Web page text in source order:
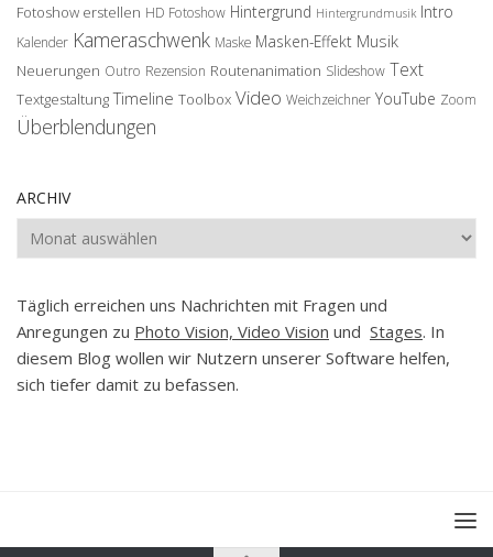
Fotoshow erstellen HD Fotoshow Hintergrund Hintergrundmusik Intro
Kalender Kameraschwenk Maske Masken-Effekt Musik
Neuerungen Outro Rezension Routenanimation Slideshow Text
Textgestaltung Timeline Toolbox Video Weichzeichner YouTube Zoom
Überblendungen
ARCHIV
Archiv
Täglich erreichen uns Nachrichten mit Fragen und
Anregungen zu Photo Vision, Video Vision und Stages. In
diesem Blog wollen wir Nutzern unserer Software helfen,
sich tiefer damit zu befassen.